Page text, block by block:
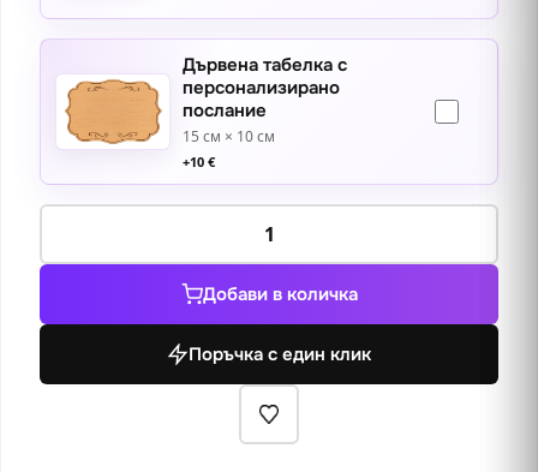
Дървена табелка с
персонализирано
послание
15 см × 10 см
+10 €
количество
Натюрморт
теменуги
Добави в количка
Поръчка с един клик